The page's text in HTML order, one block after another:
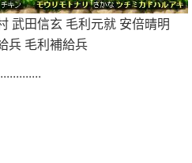
武田信玄 毛利元就 安倍晴明
兵 毛利補給兵
巔收人~